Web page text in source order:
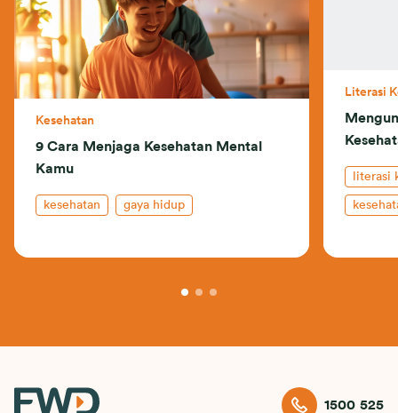
Kesehatan
9 Cara Menjaga Kesehatan Mental
Kamu
kesehatan gaya hidup
Literasi
literasi
1500 525